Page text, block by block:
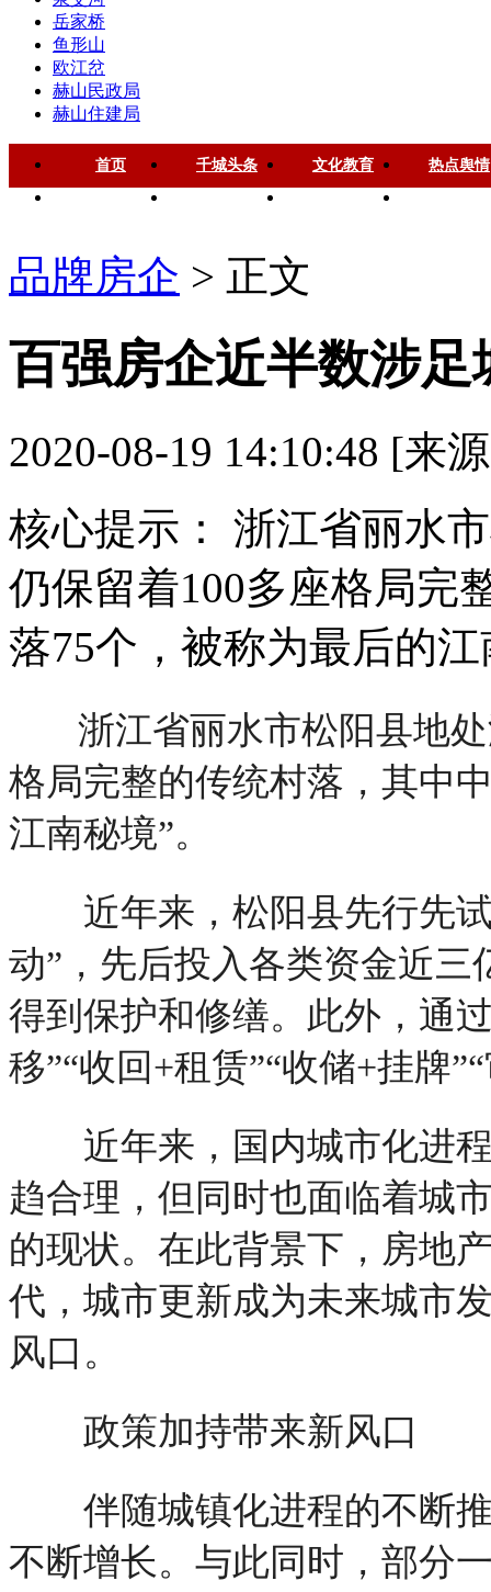
岳家桥
鱼形山
欧江岔
赫山民政局
赫山住建局
首页 千城头条 文化教育
热点舆情
品牌房企 > 正文
百强房企近半数涉足
2020-08-19 14:10:48 [来
核心提示：
浙江省丽水
仍保留着100多座格局完
落75个，被称为最后
浙江省丽水市松阳县地处
格局完整的传统村落，其中
江南秘境”。
近年来，松阳县先行先试
动”，先后投入各类资金近三
得到保护和修缮。此外，通
移”“收回+租赁”“收储+挂牌
近年来，国内城市化进程
趋合理，但同时也面临着城
的现状。在此背景下，房地
代，城市更新成为未来城市
风口。
政策加持带来新风口
伴随城镇化进程的不断推
不断增长。与此同时，部分